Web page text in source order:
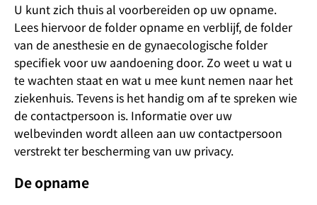
U kunt zich thuis al voorbereiden op uw opname.
Lees hiervoor de folder opname en verblijf, de folder
van de anesthesie en de gynaecologische folder
specifiek voor uw aandoening door. Zo weet u wat u
te wachten staat en wat u mee kunt nemen naar het
ziekenhuis. Tevens is het handig om af te spreken wie
de contactpersoon is. Informatie over uw
welbevinden wordt alleen aan uw contactpersoon
verstrekt ter bescherming van uw privacy.
De opname